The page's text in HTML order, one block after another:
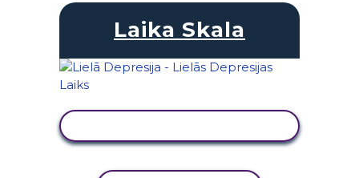
Laika Skala